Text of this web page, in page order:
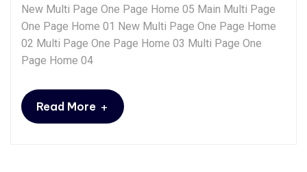
New Multi Page One Page Home 05 Main Multi Page
One Page Home 01 New Multi Page One Page Home
02 Multi Page One Page Home 03 Multi Page One
Page Home 04
Read More +